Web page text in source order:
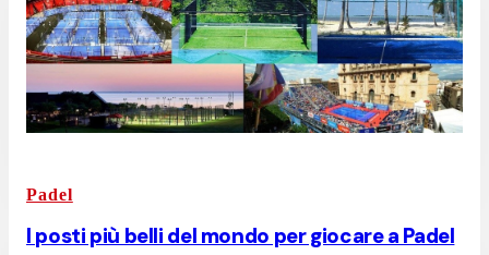
Padel
I posti più belli del mondo per giocare a Padel